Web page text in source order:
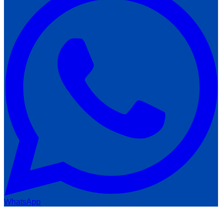
WhatsApp